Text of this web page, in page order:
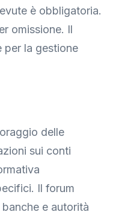
è obbligatoria.
omissione. Il
per la gestione
delle
sui conti
Il forum
e autorità